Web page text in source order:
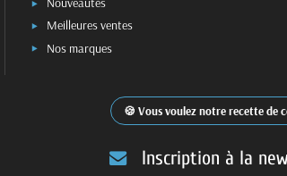
Meilleures ventes
Nos marques
Vous voulez notre recette de
Inscription à la